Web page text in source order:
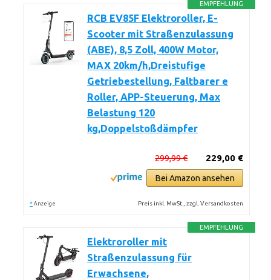
EMPFEHLUNG
RCB EV85F Elektroroller, E-
Scooter mit Straßenzulassung
(ABE), 8,5 Zoll, 400W Motor,
MAX 20km/h,Dreistufige
Getriebestellung, Faltbarer e
Roller, APP-Steuerung, Max
Belastung 120
kg,Doppelstoßdämpfer
229,00 €
299,99 €
Bei Amazon ansehen
* Anzeige Preis inkl. MwSt., zzgl. Versandkosten
EMPFEHLUNG
Elektroroller mit
Straßenzulassung für
Erwachsene,